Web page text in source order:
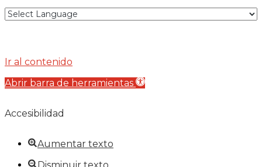
Ir al contenido
Abrir barra de herramientas
Accesibilidad
Aumentar texto